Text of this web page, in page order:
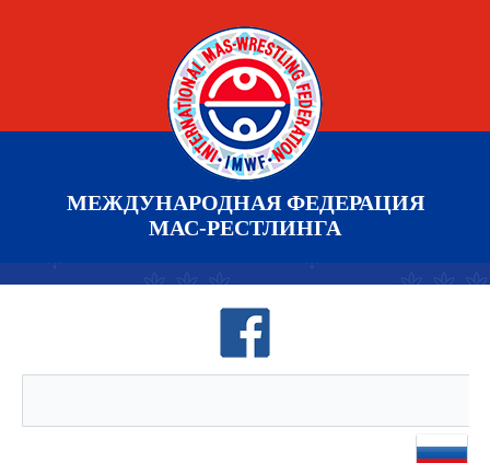
МЕЖДУНАРОДНАЯ ФЕДЕРАЦИЯ
МАС-РЕСТЛИНГА